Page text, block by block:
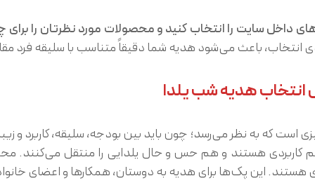
داخل سایت را انتخاب کنید و محصولات مورد نظرتان را
باعث می‌شود هدیه‌ شما دقیقاً متناسب با سلیقه فرد
انتخاب هدیه شب یلدا
که به نظر می‌رسد؛ چون باید بین بودجه، سلیقه، کاربرد و
کاربردی‌ هستند و هم حس و حال یلدایی را منتقل می‌کنند.
هستند. این پک‌ها برای هدیه به دوستان، همکارها و اعضای